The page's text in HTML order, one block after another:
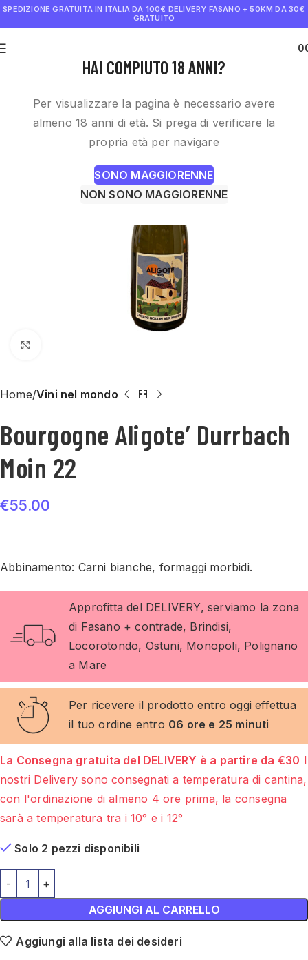
HAI COMPIUTO 18 ANNI?
Per visualizzare la pagina è necessario avere
almeno 18 anni di età. Si prega di verificare la
propria età per navigare
SONO MAGGIORENNE
NON SONO MAGGIORENNE
SPEDIZIONE GRATUITA IN ITALIA DA 100€ DELIVERY FASANO + 50KM DA 30€
GRATUITO
Home Vini nel mondo
Bourgogne Aligote’ Durrbach
Moin 22
€55.00
Abbinamento: Carni bianche, formaggi morbidi.
Approfitta del DELIVERY, serviamo la zona
di Fasano + contrade, Brindisi,
Locorotondo, Ostuni, Monopoli, Polignano
a Mare
Per ricevere il prodotto entro oggi effettua
il tuo ordine entro 06 ore e 25 minuti
La Consegna gratuita del DELIVERY è a partire da €30 I
nostri Delivery sono consegnati a temperatura di cantina,
con l'ordinazione di almeno 4 ore prima, la consegna
sarà a temperatura tra i 10° e i 12°
Solo 2 pezzi disponibili
AGGIUNGI AL CARRELLO
Aggiungi alla lista dei desideri